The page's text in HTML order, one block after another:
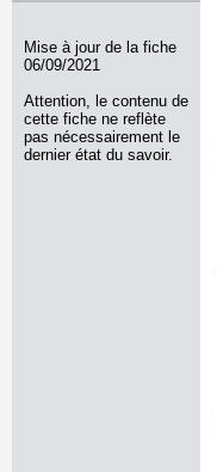
Mise à jour de la fiche
06/09/2021
Attention, le contenu de
cette fiche ne reflète
pas nécessairement le
dernier état du savoir.